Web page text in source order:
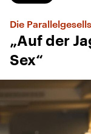
Die
„Auf der
Sex“